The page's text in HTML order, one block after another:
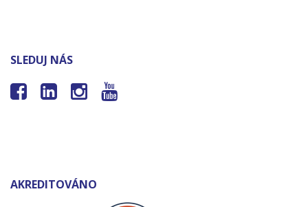
SLEDUJ NÁS
   
AKREDITOVÁNO